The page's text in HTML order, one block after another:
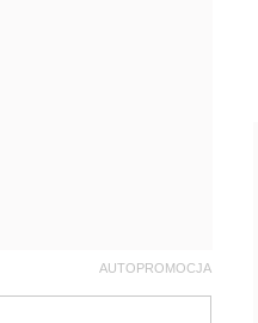
AUTOPROMOCJA